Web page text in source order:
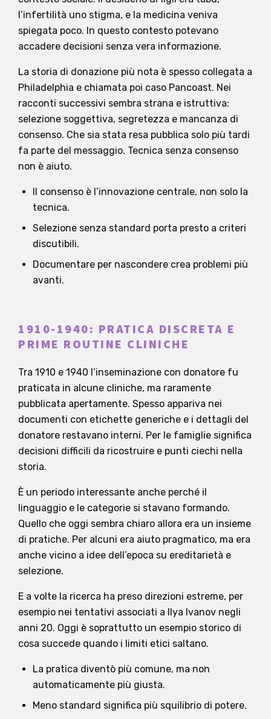
l’infertilità uno stigma, e la medicina veniva
spiegata poco. In questo contesto potevano
accadere decisioni senza vera informazione.
La storia di donazione più nota è spesso collegata a
Philadelphia e chiamata poi caso Pancoast. Nei
racconti successivi sembra strana e istruttiva:
selezione soggettiva, segretezza e mancanza di
consenso. Che sia stata resa pubblica solo più tardi
fa parte del messaggio. Tecnica senza consenso
non è aiuto.
Il consenso è l’innovazione centrale, non solo la
tecnica.
Selezione senza standard porta presto a criteri
discutibili.
Documentare per nascondere crea problemi più
avanti.
1910-1940: PRATICA DISCRETA E
PRIME ROUTINE CLINICHE
Tra 1910 e 1940 l’inseminazione con donatore fu
praticata in alcune cliniche, ma raramente
pubblicata apertamente. Spesso appariva nei
documenti con etichette generiche e i dettagli del
donatore restavano interni. Per le famiglie significa
decisioni difficili da ricostruire e punti ciechi nella
storia.
È un periodo interessante anche perché il
linguaggio e le categorie si stavano formando.
Quello che oggi sembra chiaro allora era un insieme
di pratiche. Per alcuni era aiuto pragmatico, ma era
anche vicino a idee dell’epoca su ereditarietà e
selezione.
E a volte la ricerca ha preso direzioni estreme, per
esempio nei tentativi associati a Ilya Ivanov negli
anni 20. Oggi è soprattutto un esempio storico di
cosa succede quando i limiti etici saltano.
La pratica diventò più comune, ma non
automaticamente più giusta.
Meno standard significa più squilibrio di potere.